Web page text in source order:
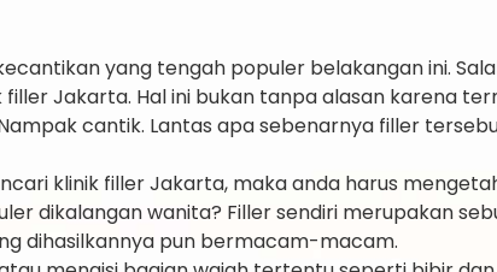
yang tengah populer belakangan ini.
Jakarta. Hal ini bukan tanpa alasan karena
cantik. Lantas apa sebenarnya filler
klinik filler Jakarta, maka anda harus
dikalangan wanita? Filler sendiri merupakan
dihasilkannya pun bermacam-macam.